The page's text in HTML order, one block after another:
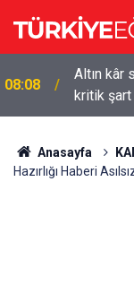
08:03
2026-
Takvimi
Tarihleri
Anasayfa
Hazırlığı Haberi